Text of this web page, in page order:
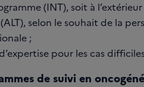
(INT), soit à l’extérieur
selon le souhait de la
;
pour les cas
de suivi en